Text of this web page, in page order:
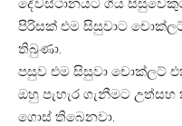
දේවස්ථානයට ගිය
පිරිසක් එම සිසුවාට
තිබුණා.
පසුව එම සිසුවා චොක්ලට්
ඔහු පැහැර ගැනීමට
ගොස් තිබෙනවා.